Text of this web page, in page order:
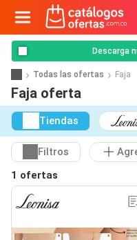
Descarga
Todas las ofertas Faja
Faja oferta
Tiendas
Filtros
1 ofertas